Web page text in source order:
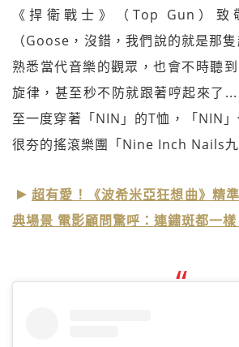
《捍衛戰士》（Top Gun）致
（Goose，沒錯，我們說的就是那
熟悉當代音樂的觀眾，也會不時聽
旋律，甚至秒不防就跟著哼起來了
至一度穿著「NIN」的T恤，「NIN
很夯的搖滾樂團「Nine Inch Nails九
超有愛！《波希米亞狂想曲》精
典場景 電影顧問驚呼：連鏽斑都一樣